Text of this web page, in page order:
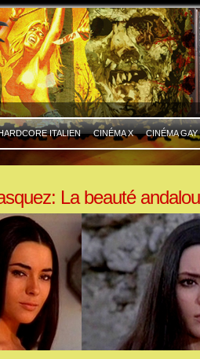
ITALIEN CINÉMA X CINÉMA GAY
La beauté